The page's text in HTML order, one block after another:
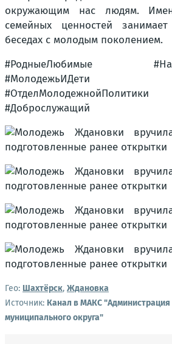
окружающим нас людям.
семейных ценностей
беседах с молодым поколением.
#РодныеЛюбимые
#МолодежьИДети
#Доброслужащий
Гео: Шахтёрск, Ждановка
Источник: Канал в МАКС
муниципального округа"